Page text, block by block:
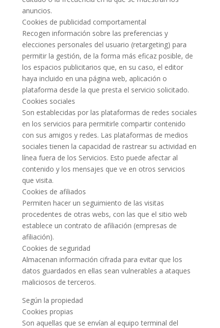
anuncios.
Cookies de publicidad comportamental
Recogen información sobre las preferencias y
elecciones personales del usuario (retargeting) para
permitir la gestión, de la forma más eficaz posible, de
los espacios publicitarios que, en su caso, el editor
haya incluido en una página web, aplicación o
plataforma desde la que presta el servicio solicitado.
Cookies sociales
Son establecidas por las plataformas de redes sociales
en los servicios para permitirle compartir contenido
con sus amigos y redes. Las plataformas de medios
sociales tienen la capacidad de rastrear su actividad en
línea fuera de los Servicios. Esto puede afectar al
contenido y los mensajes que ve en otros servicios
que visita.
Cookies de afiliados
Permiten hacer un seguimiento de las visitas
procedentes de otras webs, con las que el sitio web
establece un contrato de afiliación (empresas de
afiliación).
Cookies de seguridad
Almacenan información cifrada para evitar que los
datos guardados en ellas sean vulnerables a ataques
maliciosos de terceros.
Según la propiedad
Cookies propias
Son aquellas que se envían al equipo terminal del